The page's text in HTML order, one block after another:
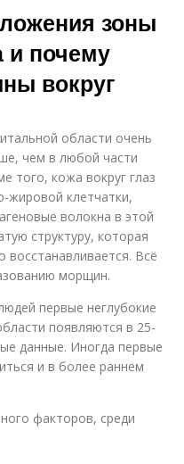
зоны
и почему
вокруг
области очень
чем в любой части
того, кожа вокруг глаз
жировой клетчатки,
волокна в этой
структуру, которая
восстанавливается. Всё
морщин.
первые неглубокие
появляются в 25-
данные. Иногда первые
и в более раннем
факторов, среди